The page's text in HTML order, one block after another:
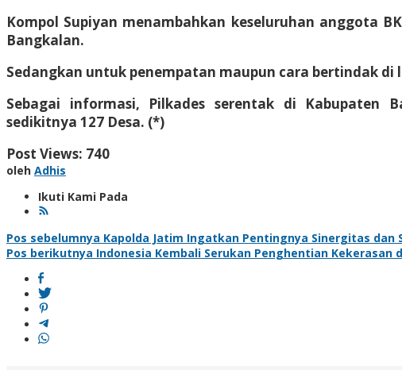
Kompol Supiyan menambahkan keseluruhan anggota
Bangkalan.
Sedangkan untuk penempatan maupun cara bertindak
Sebagai informasi, Pilkades serentak di
sedikitnya 127 Desa. (*)
Post Views: 740
oleh Adhis
Ikuti Kami Pada
Navigasi
pos
Pos sebelumnya Kapolda Jatim Ingatkan Pentingnya Sinergitas dan
Pos berikutnya Indonesia Kembali Serukan Penghentian Kekerasan